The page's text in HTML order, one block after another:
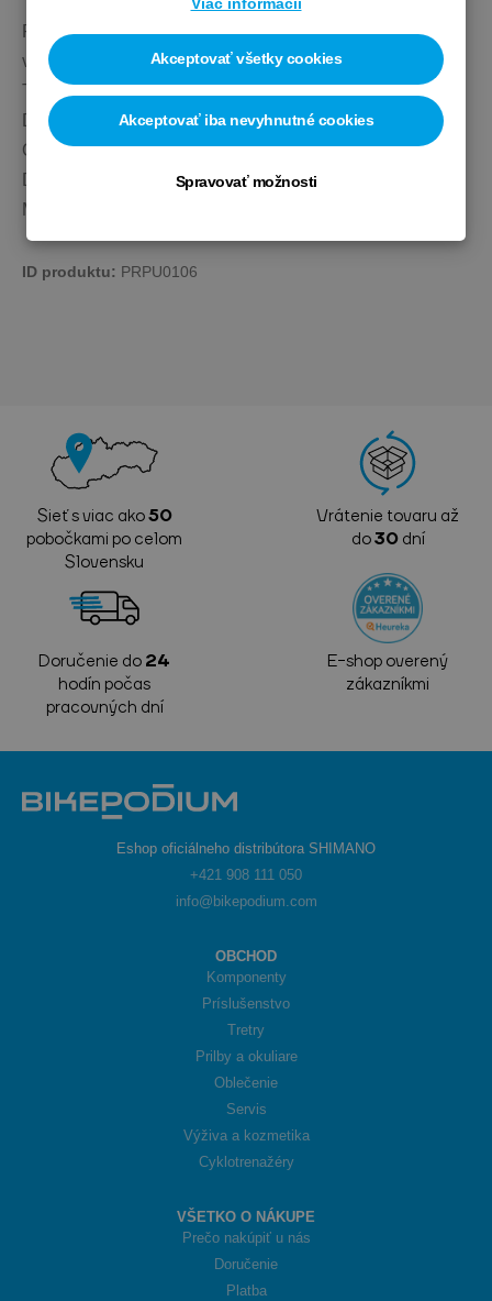
Akceptovať všetky cookies
Akceptovať iba nevyhnutné cookies
Spravovať možnosti
Praktická minipumpa s digitálnym manometrom na
vidlicu/tlmič.
Telo je vyrobené z hliníkovej zliatiny.
Digitálny LCD manometer s vymeniteľnou batériou.
Okrúhla hlavica.
Dĺžka 28cm.
Max. 300 PSI / 21 barov.
ID produktu: PRPU0106
Sieť s viac ako50
pobočkami po celom
Slovensku
Vrátenie tovaru až
do30dní
Doručenie do24
hodín počas
pracovných dní
E-shop overený
zákazníkmi
Eshop oficiálneho distribútora SHIMANO
+421 908 111 050
info@bikepodium.com
OBCHOD
Komponenty
Príslušenstvo
Tretry
Prilby a okuliare
Oblečenie
Servis
Výživa a kozmetika
Cyklotrenažéry
VŠETKO O NÁKUPE
Prečo nakúpiť u nás
Doručenie
Platba